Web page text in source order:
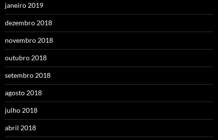
janeiro 2019
dezembro 2018
novembro 2018
outubro 2018
setembro 2018
agosto 2018
julho 2018
abril 2018